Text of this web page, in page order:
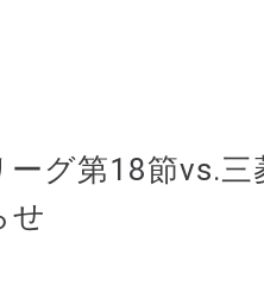
ーグ第18節vs.
せ